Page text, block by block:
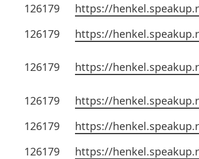
126179
https://
126179
https://
126179 https://
126179
https://
126179
https://
126179
https://